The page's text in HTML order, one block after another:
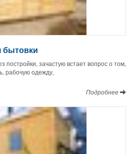
бытовки
постройки, зачастую встает вопрос о том,
рабочую одежду,
Подробнее